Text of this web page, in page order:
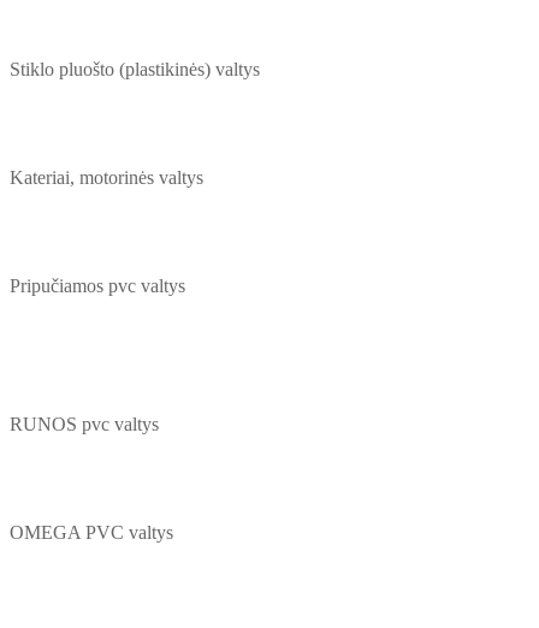
Stiklo pluošto (plastikinės) valtys
Kateriai, motorinės valtys
Pripučiamos pvc valtys
RUNOS pvc valtys
OMEGA PVC valtys